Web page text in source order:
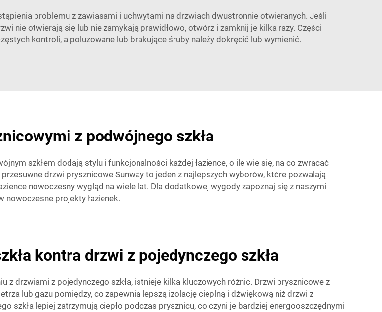
problemu z zawiasami i uchwytami na drzwiach dwustronnie otwieranych. Jeśli
nie otwierają się lub nie zamykają prawidłowo, otwórz i zamknij je kilka razy. Części
kontroli, a poluzowane lub brakujące śruby należy dokręcić lub wymienić.
z podwójnego szkła
szkłem dodają stylu i funkcjonalności każdej łazience, o ile wie się, na co zwracać
drzwi prysznicowe Sunway to jeden z najlepszych wyborów, które pozwalają
nowoczesny wygląd na wiele lat. Dla dodatkowej wygody zapoznaj się z naszymi
nowoczesne projekty łazienek.
kontra drzwi z pojedynczego szkła
z drzwiami z pojedynczego szkła, istnieje kilka kluczowych różnic. Drzwi prysznicowe z
lub gazu pomiędzy, co zapewnia lepszą izolację cieplną i dźwiękową niż drzwi z
szkła lepiej zatrzymują ciepło podczas prysznicu, co czyni je bardziej energooszczędnymi